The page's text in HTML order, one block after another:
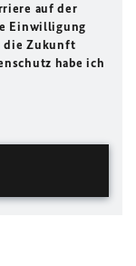
auf der
Einwilligung
die Zukunft
habe ich